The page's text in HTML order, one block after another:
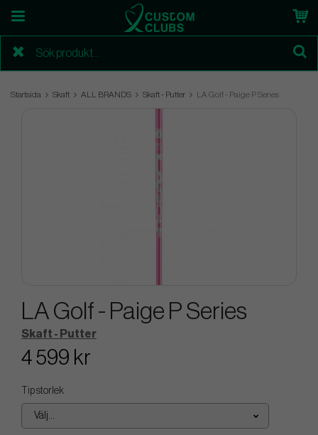
Startsida Skaft ALL BRANDS Skaft - Putter LA Golf - Paige P Series
LA Golf - Paige P Series
Skaft - Putter
4 599 kr
Tip storlek
Välj...